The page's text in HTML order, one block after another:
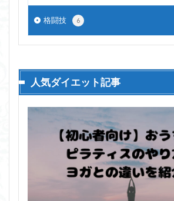
格闘技 6
人気ダイエット記事